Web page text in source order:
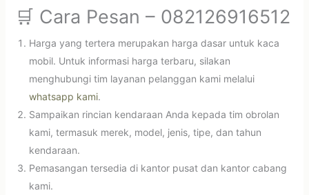
🛒 Cara Pesan – 082126916512
Harga yang tertera merupakan harga dasar untuk kaca
mobil. Untuk informasi harga terbaru, silakan
menghubungi tim layanan pelanggan kami melalui
whatsapp kami.
Sampaikan rincian kendaraan Anda kepada tim obrolan
kami, termasuk merek, model, jenis, tipe, dan tahun
kendaraan.
Pemasangan tersedia di kantor pusat dan kantor cabang
kami.